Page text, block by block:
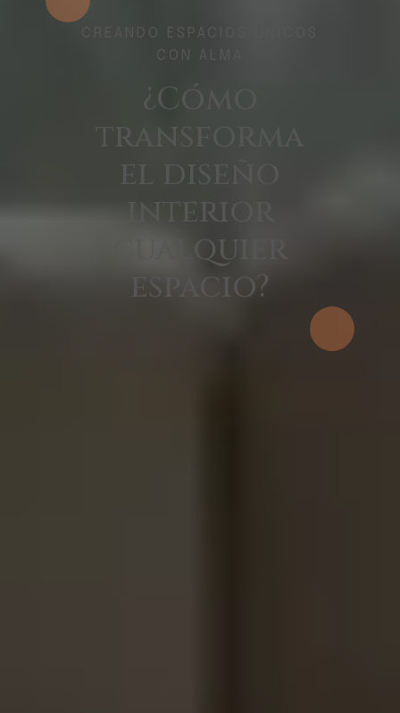
CREANDO ESPACIOS ÚNICOS
CON ALMA
¿Cómo
transforma
el diseño
interior
cualquier
espacio?